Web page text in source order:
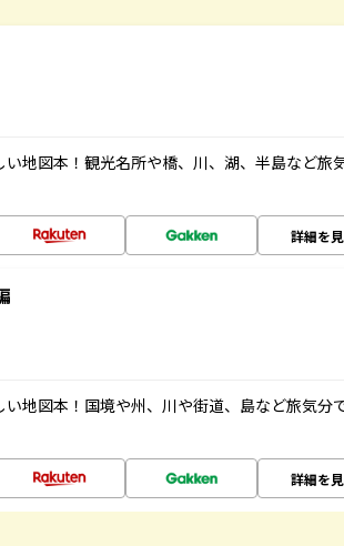
地図本！観光名所や橋、川、湖、半島など旅
詳細を
地図本！国境や州、川や街道、島など旅気分
詳細を